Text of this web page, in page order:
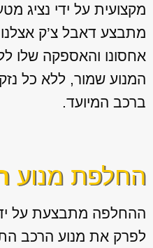
מקצועית על ידי נציג
מתבצע דאבל צ’ק
אחסונו והאספקה שלו
המנוע שמור, ללא כל
ברכב המיועד.
החלפת מנוע
ההחלפה מתבצעת על
לפרק את מנוע הרכב